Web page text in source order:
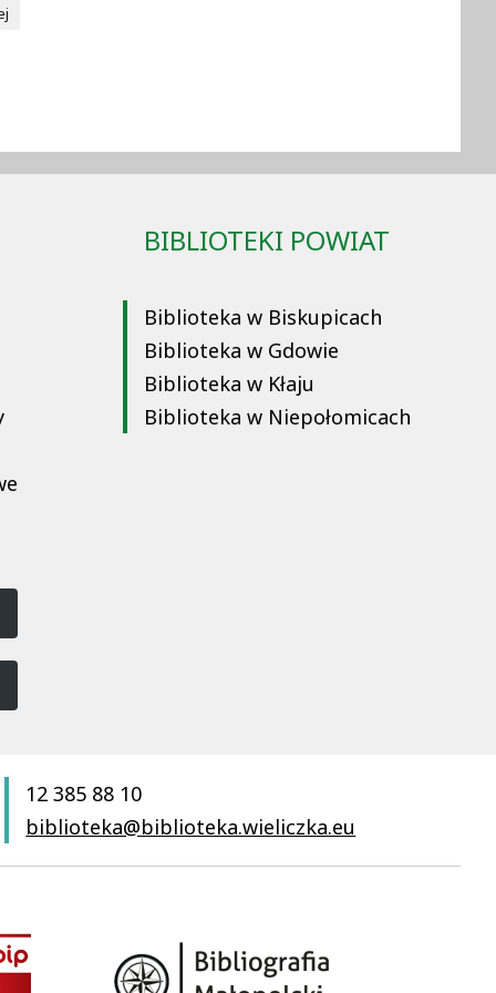
BIBLIOTEKI POWIAT
Biblioteka w Biskupicach
Biblioteka w Gdowie
Biblioteka w Kłaju
Biblioteka w Niepołomicach
12 385 88 10
biblioteka@biblioteka.wieliczka.eu